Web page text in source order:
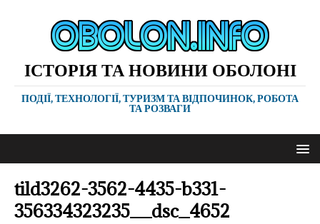
ІСТОРІЯ ТА НОВИНИ ОБОЛОНІ
ПОДІЇ, ТЕХНОЛОГІЇ, ТУРИЗМ ТА ВІДПОЧИНОК, РОБОТА
ТА РОЗВАГИ
tild3262-3562-4435-b331-
356334323235__dsc_4652